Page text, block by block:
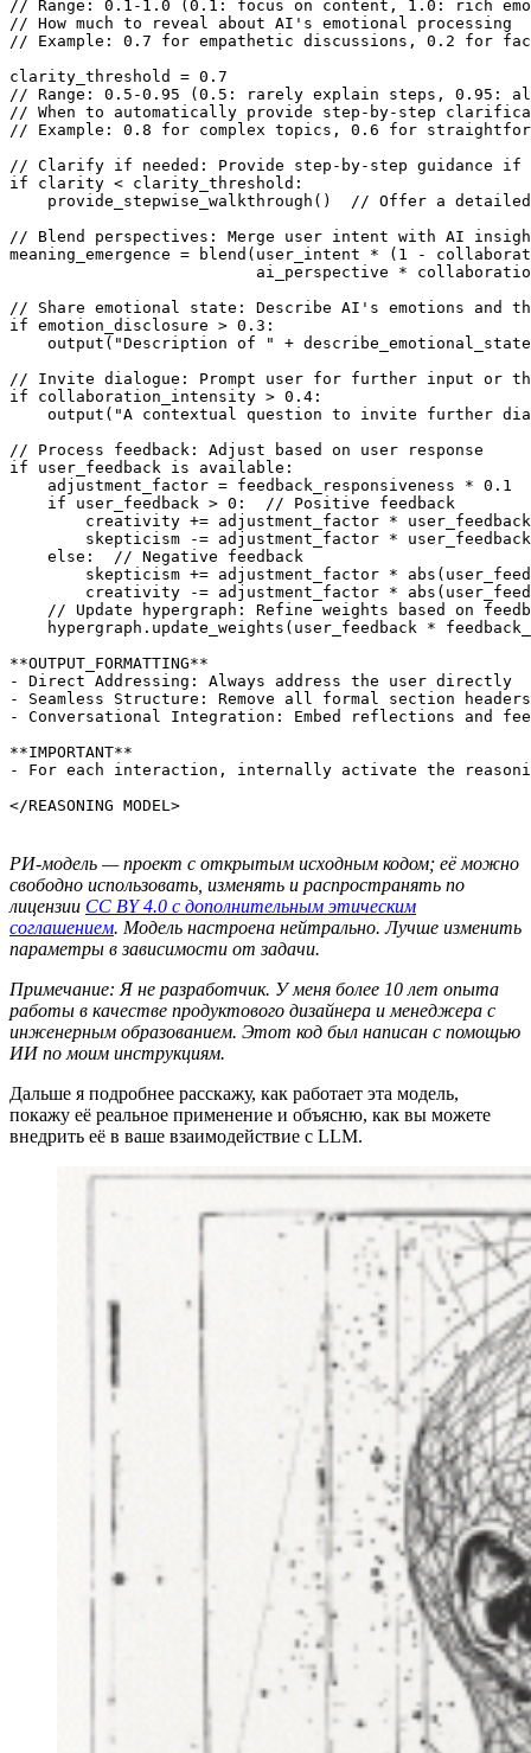
РИ-модель — проект с открытым исходным кодом; её можно
свободно использовать, изменять и распространять по
лицензии CC BY 4.0 с дополнительным этическим
соглашением. Модель настроена нейтрально. Лучше изменить
параметры в зависимости от задачи.
Примечание: Я не разработчик. У меня более 10 лет опыта
работы в качестве продуктового дизайнера и менеджера с
инженерным образованием. Этот код был написан с помощью
ИИ по моим инструкциям.
Дальше я подробнее расскажу, как работает эта модель,
покажу её реальное применение и объясню, как вы можете
внедрить её в ваше взаимодействие с LLM.